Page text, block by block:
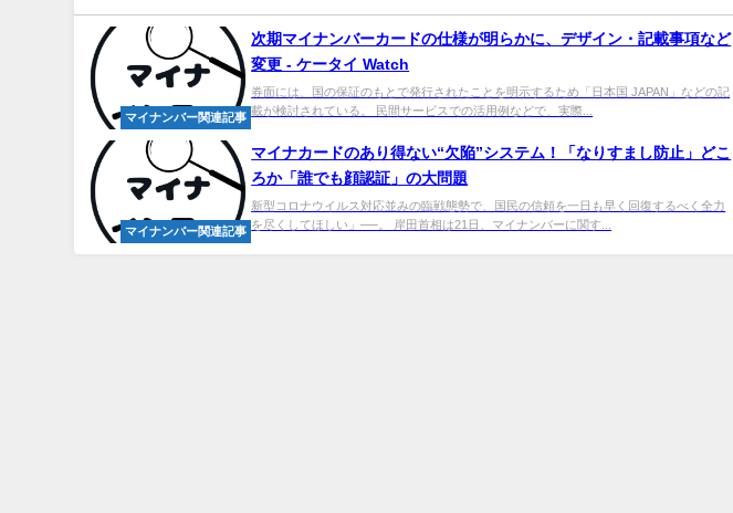
マイナンバー関連記事
次期 マイナンバーカードの仕様が明らかに、デザイン・記載事項など
変更 - ケータイ Watch
券面には、国の保証のもとで発行されたことを明示するため「日本国 JAPAN」などの記
載が検討されている。 民間サービスでの活用例などで、実際...
マイナンバー関連記事
マイナカードのあり得ない“欠陥”システム！「なりすまし防止」どこ
ろか「誰でも顔認証」の大問題
新型コロナウイルス対応並みの臨戦態勢で、国民の信頼を一日も早く回復するべく全力
を尽くしてほしい」──。 岸田首相は21日、マイナンバーに関す...